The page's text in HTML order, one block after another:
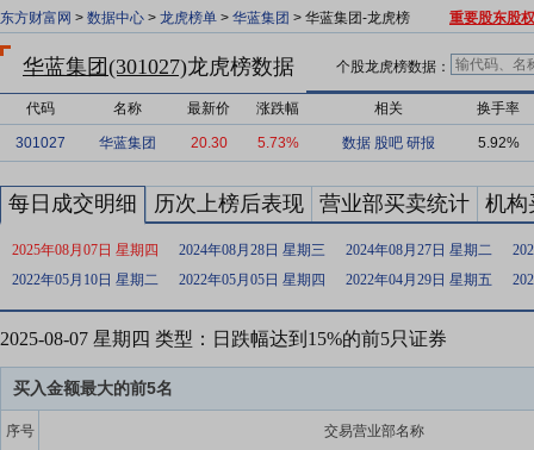
东方财富网 > 数据中心 > 龙虎榜单 > 华蓝集团 > 华蓝集团-龙虎榜 重要股东股
华蓝集团(301027)龙虎榜数据 个股龙虎榜数据：
代码 名称 最新价 涨跌幅 相关 换手率
301027 华蓝集团 20.30 5.73% 数据 股吧 研报 5.92%
每日成交明细 历次上榜后表现 营业部买卖统计 机构
2025年08月07日 星期四 2024年08月28日 星期三 2024年08月27日 星期二
2022年05月10日 星期二
2022年05月05日 星期四 2022年04月29日 星期五
2025-08-07 星期四 类型：日跌幅达到15%的前5只证券
买入金额最大的前5名
序号 交易营业部名称